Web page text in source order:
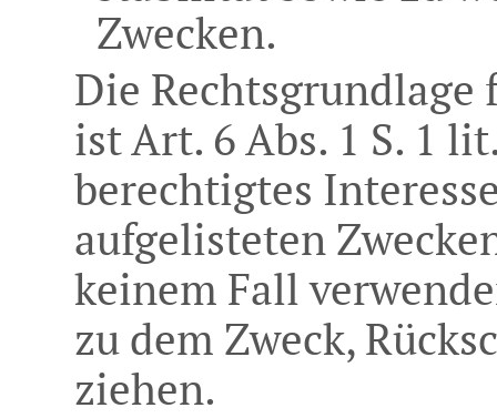
Zwecken.
Die
ist Art. 6 Abs. 1 S. 1
berechtigtes
aufgelisteten
keinem Fall
zu dem Zweck,
ziehen.